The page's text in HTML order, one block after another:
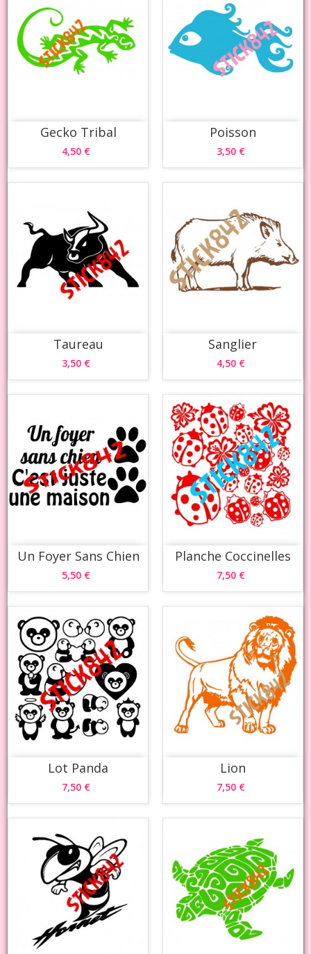
Gecko Tribal
4,50 €
Poisson
3,50 €
Taureau
3,50 €
Sanglier
4,50 €
Un Foyer Sans Chien
5,50 €
Planche Coccinelles
7,50 €
Lot Panda
7,50 €
Lion
7,50 €